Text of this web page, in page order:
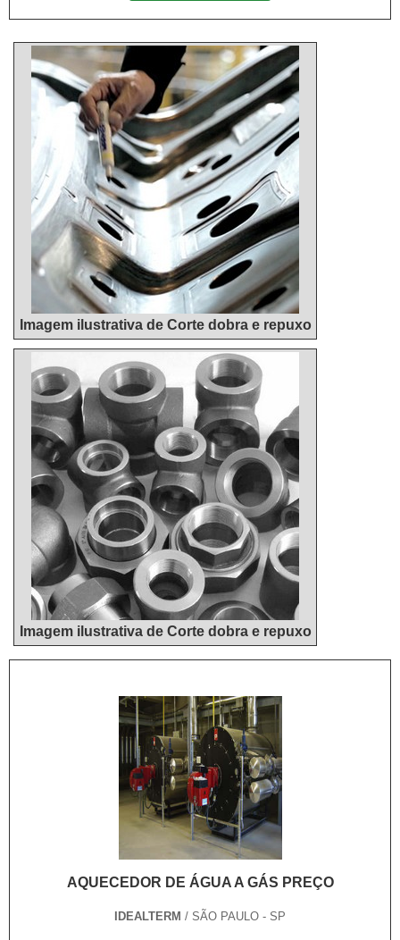
busca por empresas de manutenção e montagem
industrial na bahia responsável, chega até a Teman
Engenharia. Disponibilizand...
Imagem ilustrativa de Corte dobra e repuxo
Imagem ilustrativa de Corte dobra e repuxo
AQUECEDOR DE ÁGUA A GÁS PREÇO
IDEALTERM / SÃO PAULO - SP